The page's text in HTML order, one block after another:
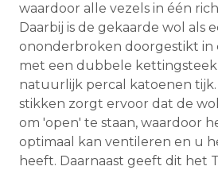
waardoor alle vezels in één
Daarbij is de gekaarde wol als
ononderbroken doorgestikt in
met een dubbele kettingsteek
natuurlijk percal katoenen tijk.
stikken zorgt ervoor dat de
om 'open' te staan, waardoor
optimaal kan ventileren en u
heeft. Daarnaast geeft dit het